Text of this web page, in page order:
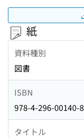
紙
資料種別
図書
ISBN
978-4-296-00140-8
タイトル